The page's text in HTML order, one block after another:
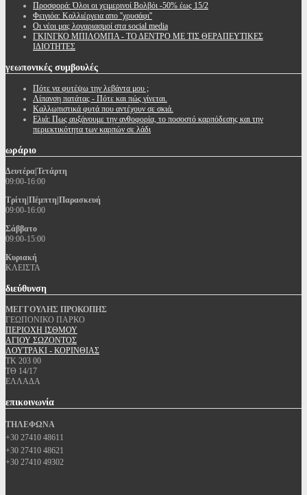
Προσφορά: Όλοι οι χειμερινοί Βολβόι -50% έως 15/2
Φειγιόα: Καλλιέργεια απο ''χρυσάφι''
Oι νέοι μας λογαριασμοί στα social media
ΓΚΙΝΓΚΟ ΜΠΙΛΟΜΠΑ - ΤΟ ΔΕΝΤΡΟ ΜΕ ΤΙΣ ΘΕΡΑΠΕΥΤΙΚΕΣ
ΙΔΙΟΤΗΤΕΣ
γεωπονικές συμβουλές
Πότε να φυτέψω την λεβάντα μου ;
Λίπανση πατάτας - Πότε και πώς γίνεται.
Καλλωπιστικά φυτά που αντέχουν σε σκιά.
Ελιά: Πως αυξάνουμε την ανθοφορία, το ποσοστό καρπόδεσης και την
περιεκτικότητα των καρπών σε λάδι
ωράριο
Δευτέρα|Τετάρτη
09:00-16:00
Τρίτη|Πέμπτη|Παρασκευή
09:00-16:00
Σάββατο
09:00-15:00
Κυριακή
ΚΛΕΙΣΤΑ
διεύθυνση
ΜΕΓΓΟΥΛΗΣ ΠΡΟΚΟΠΗΣ
ΓΕΩΠΟΝΙΚΟ ΠΑΡΚΟ
ΠΕΡΙΟΧΗ ΙΣΘΜΟΥ
ΑΓΙΟΥ ΣΩΖΟΝΤΟΣ
ΛΟΥΤΡΑΚΙ - ΚΟΡΙΝΘΙΑΣ
ΤΚ 203 00
ΤΘ 14/17
ΕΛΛΑΔΑ
επικοινωνία
ΤΗΛΕΦΩΝΑ
+30 27410 48611
+30 27410 48621
+30 27410 49302